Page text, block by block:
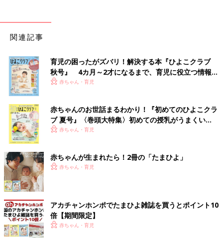
関連記事
育児の困ったがズバリ！解決する本『ひよこクラブ
秋号』 4カ月～2才になるまで、育児に役立つ情報が
いっぱい！
赤ちゃん・育児
赤ちゃんのお世話まるわかり！『初めてのひよこクラ
ブ 夏号』〈巻頭大特集〉初めての授乳がうまくい
く！ おっぱい・ミルクの基本と夏のトラブル 解決テ
赤ちゃん・育児
赤ちゃんが生まれたら！2冊の「たまひよ」
赤ちゃん・育児
アカチャンホンポでたまひよ雑誌を買うとポイント10
倍【期間限定】
赤ちゃん・育児